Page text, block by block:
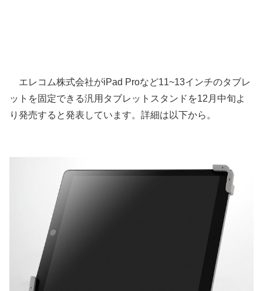
エレコム株式会社がiPad Proなど11~13インチのタブレ
ットを固定できる汎用タブレットスタンドを12月中旬よ
り発売すると発表しています。詳細は以下から。